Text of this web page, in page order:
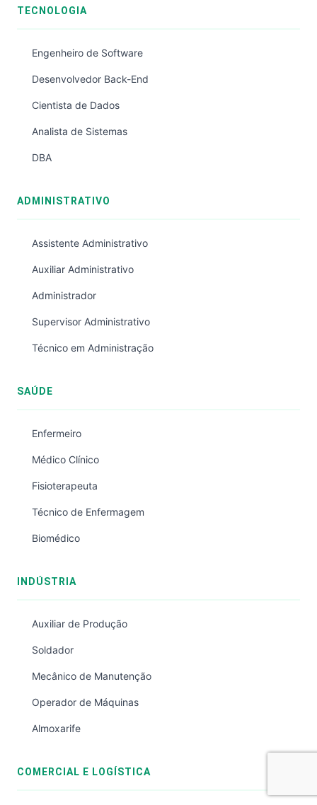
TECNOLOGIA
Engenheiro de Software
Desenvolvedor Back-End
Cientista de Dados
Analista de Sistemas
DBA
ADMINISTRATIVO
Assistente Administrativo
Auxiliar Administrativo
Administrador
Supervisor Administrativo
Técnico em Administração
SAÚDE
Enfermeiro
Médico Clínico
Fisioterapeuta
Técnico de Enfermagem
Biomédico
INDÚSTRIA
Auxiliar de Produção
Soldador
Mecânico de Manutenção
Operador de Máquinas
Almoxarife
COMERCIAL E LOGÍSTICA